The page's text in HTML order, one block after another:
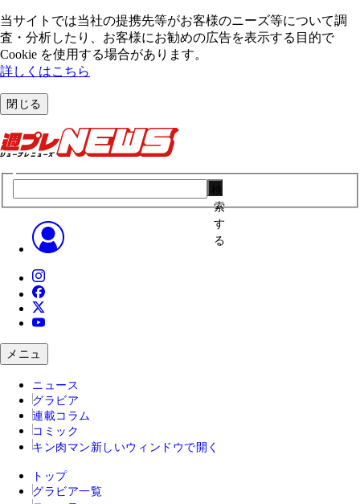
当サイトでは当社の提携先等がお客様のニーズ等について調
査・分析したり、お客様にお勧めの広告を表⽰する⽬的で
Cookie を使⽤する場合があります。
詳しくはこちら
閉じる
索
す
る
メニュ
ニュース
グラビア
連載コラム
コミック
キン肉マン 新しいウィンドウで開く
トップ
グラビア一覧